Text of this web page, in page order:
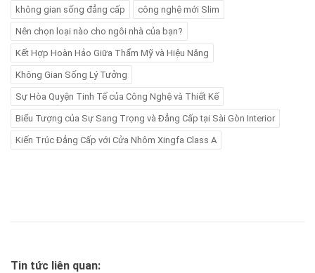
không gian sống đẳng cấp công nghệ mới Slim
Nên chọn loại nào cho ngôi nhà của bạn?
Kết Hợp Hoàn Hảo Giữa Thẩm Mỹ và Hiệu Năng
Không Gian Sống Lý Tưởng
Sự Hòa Quyện Tinh Tế của Công Nghệ và Thiết Kế
Biểu Tượng của Sự Sang Trọng và Đẳng Cấp tại Sài Gòn Interior
Kiến Trúc Đẳng Cấp với Cửa Nhôm Xingfa Class A
Tin tức liên quan: